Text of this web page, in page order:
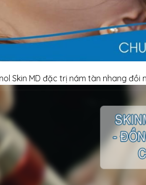
Skin MD đặc trị nám tàn nhang đồi